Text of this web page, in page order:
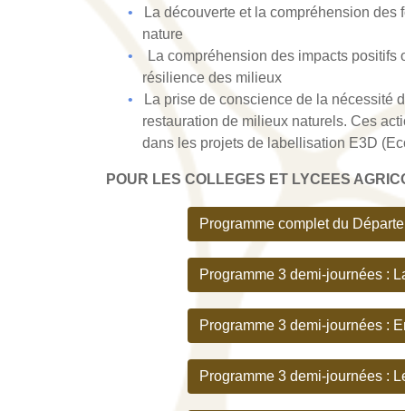
La découverte et la compréhension
nature
La compréhension des impacts
résilience des milieux
La prise de conscience de la nécessité
restauration de milieux naturels. Ces
dans les projets de labellisation E3D
POUR LES COLLEGES ET LYCEES
Programme complet du
Programme 3 demi-journées :
Programme 3 demi-journées :
Programme 3 demi-journées :